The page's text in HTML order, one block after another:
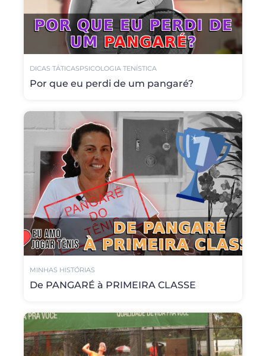
DICAS TÁTICASPSICOLOGIA TENÍSTICA
Por que eu perdi de um pangaré?
MINHAS HISTÓRIAS
De PANGARÉ à PRIMEIRA CLASSE